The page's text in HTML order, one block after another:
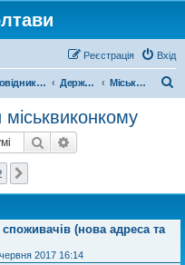
Вхід
Реєстрація
Довідник Полтави Державні установи Міські управління, відділи міськвиконкому
міськвиконкому
Пошук
(нова адреса та
2017 16:14